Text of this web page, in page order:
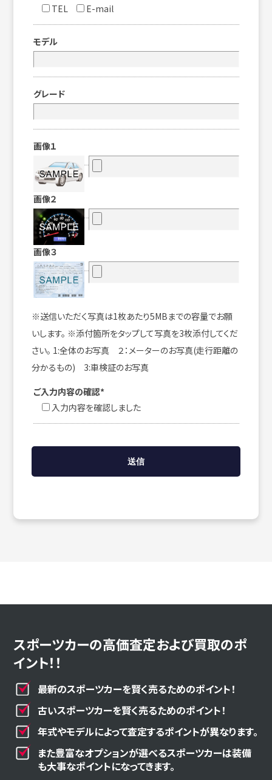
TEL
E-mail
モデル
グレード
画像１
画像２
画像３
※送信いただく写真は1枚あたり5MBまでの容量でお願
いします。 ※添付箇所をタップして写真を3枚添付してくだ
さい。 1:全体のお写真 ２：メーターのお写真(走行距離の
分かるもの) 3:車検証のお写真
ご入力内容の確認*
入力内容を確認しました
スポーツカーの高価査定および買取のポ
イント！！
最新のスポーツカーを賢く売るためのポイント！
古いスポーツカーを賢く売るためのポイント！
年式やモデルによって査定するポイントが異なります。
また豊富なオプションが選べるスポーツカーは装備
も大事なポイントになってきます。